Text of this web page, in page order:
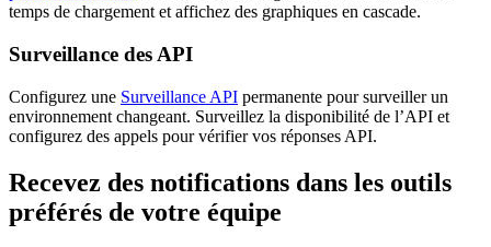
temps de chargement et affichez des graphiques en cascade.
Surveillance des API
Configurez une Surveillance API permanente pour surveiller un
environnement changeant. Surveillez la disponibilité de l’API et
configurez des appels pour vérifier vos réponses API.
Recevez des notifications dans les outils
préférés de votre équipe